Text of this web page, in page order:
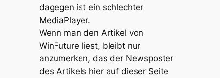
dagegen ist ein schlechter
MediaPlayer.
Wenn man den Artikel von
WinFuture liest, bleibt nur
anzumerken, das der Newsposter
des Artikels hier auf dieser Seite